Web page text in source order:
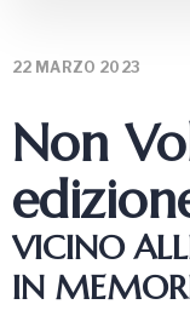
22 MARZO 2023
Non
VICINO
IN